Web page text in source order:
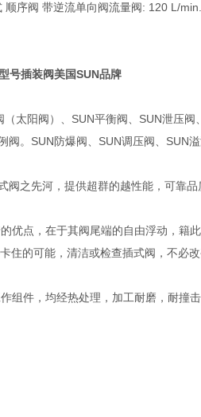
顺序阀 带逆流单向阀流量阀: 120 L/
号插装阀美国SUN品牌
（太阳阀）、SUN平衡阀、SUN泄压
阀。SUN防爆阀、SUN调压阀、SUN溢
阀之先河，提供超群的越性能，可靠品
优点，在于其阀尾端的自由浮动，籍
住的可能，清洁或检查插式阀，不必
组件，均经热处理，加工耐磨，耐撞